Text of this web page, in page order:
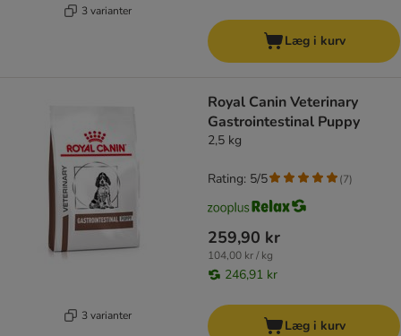
3 varianter
Læg i kurv
3 varianter
Royal Canin Veterinary
Gastrointestinal Puppy
2,5 kg
259,90 kr
104,00 kr / kg
246,91 kr
Rating: 5/5 (7)
Læg i kurv